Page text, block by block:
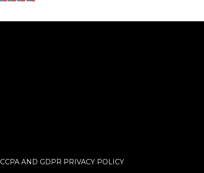
CCPA AND GDPR PRIVACY POLICY